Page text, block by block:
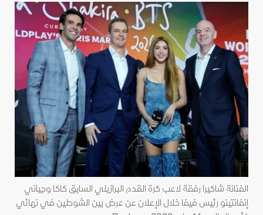
الفنانة شاكيرا رفقة لاعب كرة القدم البرازيلي السابق كاكا وجياني
إنفانتينو رئيس فيفا خلال الإعلان عن عرض بين الشوطين في نهائي